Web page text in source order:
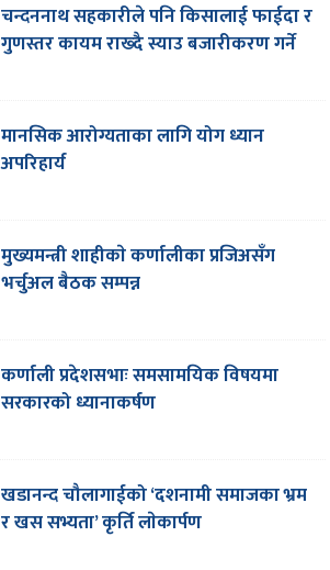
चन्दननाथ सहकारीले पनि किसालाई फाईदा र
गुणस्तर कायम राख्दै स्याउ बजारीकरण गर्ने
मानसिक आरोग्यताका लागि योग ध्यान
अपरिहार्य
मुख्यमन्त्री शाहीकाे कर्णालीका प्रजिअसँग
भर्चुअल बैठक सम्पन्न
कर्णाली प्रदेशसभाः समसामयिक विषयमा
सरकारको ध्यानाकर्षण
खडानन्द चौलागाईको ‘दशनामी समाजका भ्रम
र खस सभ्यता’ कृर्ति लाेकार्पण